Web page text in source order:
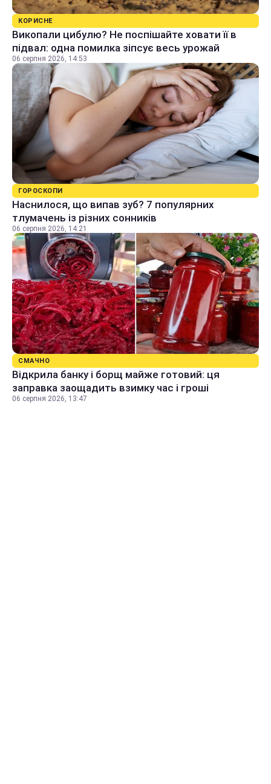
КОРИСНЕ
Викопали цибулю? Не поспішайте ховати її в
підвал: одна помилка зіпсує весь урожай
06 серпня 2026, 14:53
ГОРОСКОПИ
Наснилося, що випав зуб? 7 популярних
тлумачень із різних сонників
06 серпня 2026, 14:21
СМАЧНО
Відкрила банку і борщ майже готовий: ця
заправка заощадить взимку час і гроші
06 серпня 2026, 13:47